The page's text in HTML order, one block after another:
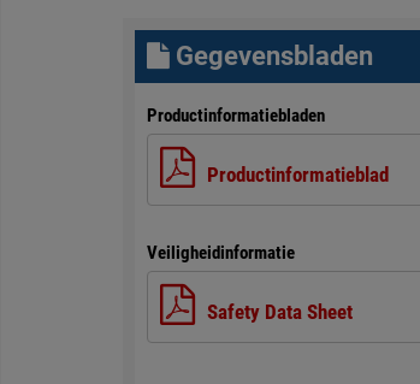
Gegevensbladen
Productinformatiebladen
Productinformatieblad
Veiligheidinformatie
Safety Data Sheet